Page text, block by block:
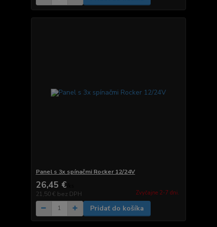
Panel s 3x spínačmi Rocker 12/24V
26,45 €
21,50 € bez DPH Zvyčajne 2-7 dni.
Pridať do košíka